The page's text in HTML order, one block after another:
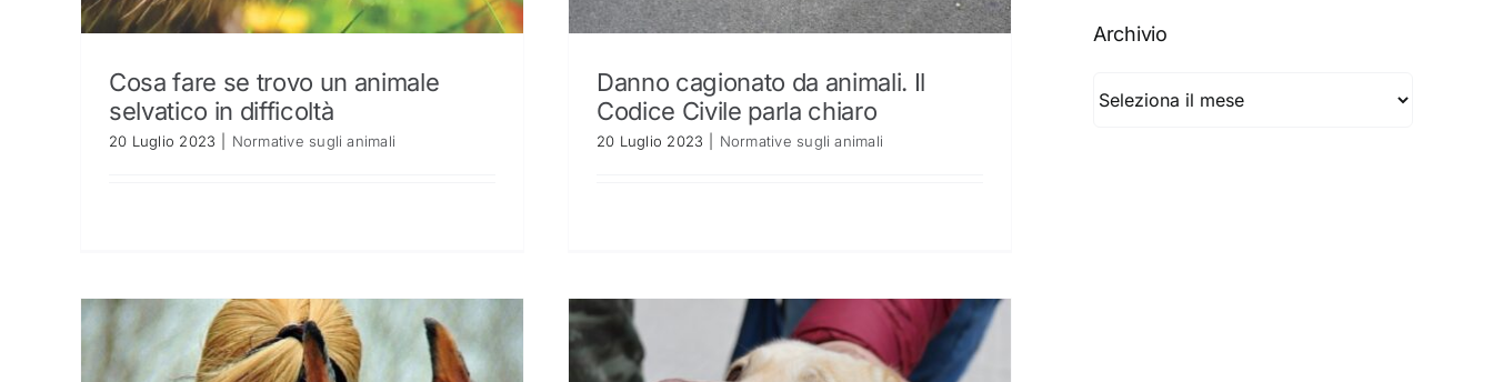
Cosa fare se trovo un animale
selvatico in difficoltà
20 Luglio 2023 Normative sugli animali
Danno cagionato da animali. Il
Codice Civile parla chiaro
20 Luglio 2023 Normative sugli animali
Archivio